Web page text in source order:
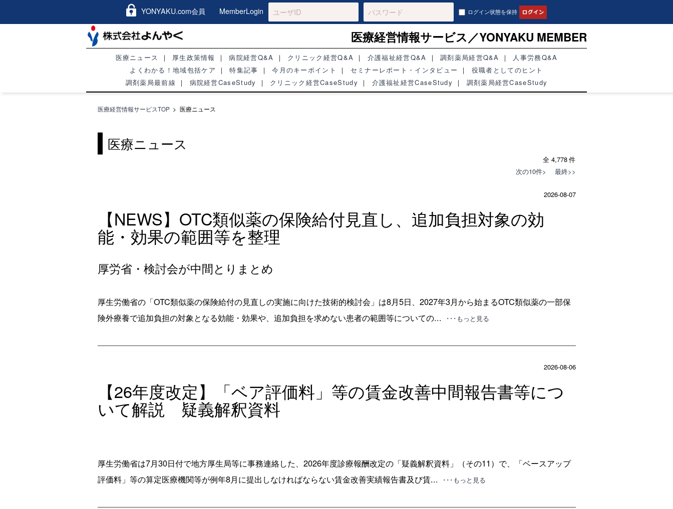
YONYAKU.com会員 MemberLogin ログイン状態を保持
医療経営情報サービス／YONYAKU MEMBER
医療ニュース 厚生政策情報 病院経営Q&A クリニック経営Q&A 介護福祉経営Q&A 調剤薬局経営Q&A
人事労務Q&A
よくわかる！地域包括ケア
特集記事 今月のキーポイント セミナーレポート・インタビュー
役職者としてのヒント
調剤薬局最前線
病院経営CaseStudy クリニック経営CaseStudy 介護福祉経営CaseStudy 調剤薬局経営CaseStudy
医療経営情報サービスTOP > 医療ニュース
医療ニュース
全 4,778 件
次の10件>
最終>>
2026-08-07
【NEWS】OTC類似薬の保険給付見直し、追加負担対象の効
能・効果の範囲等を整理
厚労省・検討会が中間とりまとめ
厚生労働省の「OTC類似薬の保険給付の見直しの実施に向けた技術的検討会」は8月5日、2027年3月から始まるOTC類似薬の一部保
険外療養で追加負担の対象となる効能・効果や、追加負担を求めない患者の範囲等についての...
･･･もっと見る
2026-08-06
【26年度改定】「ベア評価料」等の賃金改善中間報告書等につ
いて解説 疑義解釈資料
厚生労働省は7月30日付で地方厚生局等に事務連絡した、2026年度診療報酬改定の「疑義解釈資料」（その11）で、「ベースアップ
評価料」等の算定医療機関等が例年8月に提出しなければならない賃金改善実績報告書及び賃...
･･･もっと見る